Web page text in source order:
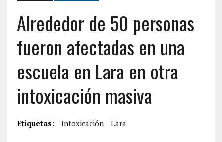
Alrededor de 50 personas
fueron afectadas en una
escuela en Lara en otra
intoxicación masiva
Etiquetas: Intoxicación Lara